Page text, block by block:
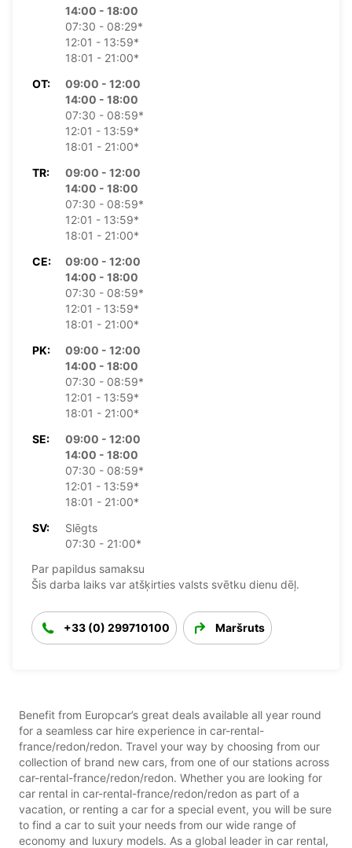
14:00 - 18:00
07:30 - 08:29*
12:01 - 13:59*
18:01 - 21:00*
OT:
09:00 - 12:00
14:00 - 18:00
07:30 - 08:59*
12:01 - 13:59*
18:01 - 21:00*
TR:
09:00 - 12:00
14:00 - 18:00
07:30 - 08:59*
12:01 - 13:59*
18:01 - 21:00*
CE:
09:00 - 12:00
14:00 - 18:00
07:30 - 08:59*
12:01 - 13:59*
18:01 - 21:00*
PK:
09:00 - 12:00
14:00 - 18:00
07:30 - 08:59*
12:01 - 13:59*
18:01 - 21:00*
SE:
09:00 - 12:00
14:00 - 18:00
07:30 - 08:59*
12:01 - 13:59*
18:01 - 21:00*
SV:
Slēgts
07:30 - 21:00*
Par papildus samaksu
Šis darba laiks var atšķirties valsts svētku dienu dēļ.
+33 (0) 299710100 Maršruts
Benefit from Europcar’s great deals available all year round
for a seamless car hire experience in car-rental-
france/redon/redon. Travel your way by choosing from our
collection of brand new cars, from one of our stations across
car-rental-france/redon/redon. Whether you are looking for
car rental in car-rental-france/redon/redon as part of a
vacation, or renting a car for a special event, you will be sure
to find a car to suit your needs from our wide range of
economy and luxury models. As a global leader in car rental,